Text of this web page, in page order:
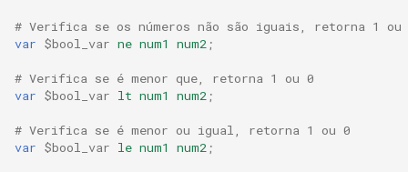
snappy
sniproxy
socket
# Verifica se os números não são iguais, retorna 1 ou
var $bool_var ne num1 num2 ;
# Verifica se é menor que, retorna 1 ou 0
var $bool_var lt num1 num2 ;
# Verifica se é menor ou igual, retorna 1 ou 0
var $bool_var le num1 num2 ;